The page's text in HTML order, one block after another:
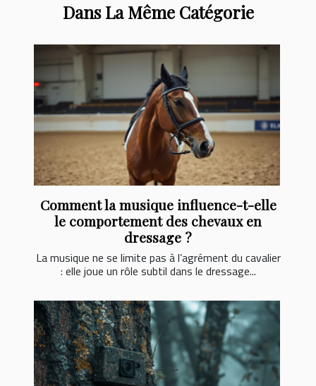
Dans La Même Catégorie
Comment la musique influence-t-elle
le comportement des chevaux en
dressage ?
La musique ne se limite pas à l’agrément du cavalier
: elle joue un rôle subtil dans le dressage...